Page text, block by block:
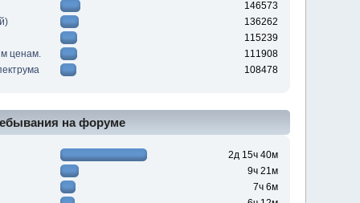
146573
136262
115239
ценам.
111908
108478
на форуме
2д 15ч 40м
9ч 21м
7ч 6м